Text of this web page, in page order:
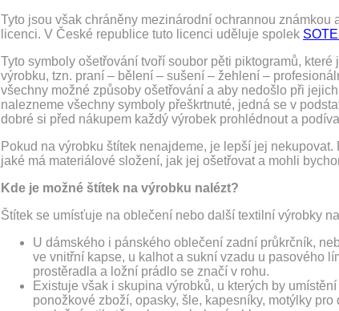
Tyto jsou však chráněny mezinárodní ochrannou
licenci. V České republice tuto licenci uděluje spolek
Tyto symboly ošetřování tvoří soubor pěti piktogramů,
výrobku, tzn. praní – bělení – sušení – žehlení –
všechny možné způsoby ošetřování a aby nedošlo při
nalezneme všechny symboly přeškrtnuté, jedná se v
dobré si před nákupem každý výrobek prohlédnout a
Pokud na výrobku štítek nenajdeme, je lepší jej
jaké má materiálové složení, jak jej ošetřovat a mohli
Kde je možné štítek na výrobku nalézt?
Štítek se umísťuje na oblečení nebo další textilní výrobky
U dámského i pánského oblečení zadní průkrčník,
ve vnitřní kapse, u kalhot a sukní vzadu u pasového
prostěradla a ložní prádlo se značí v rohu.
Existuje však i skupina výrobků, u kterých by
ponožkové zboží, opasky, šle, kapesníky, motýlky